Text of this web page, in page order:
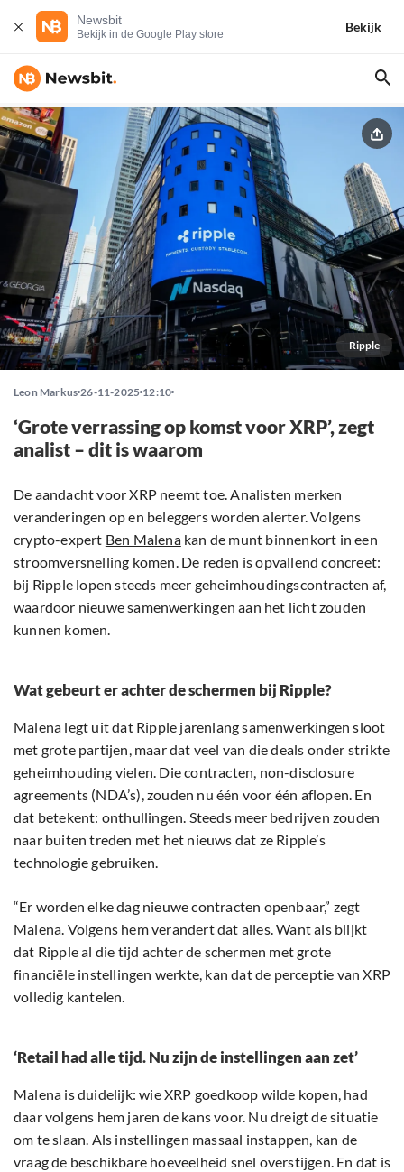
Newsbit
Bekijk in de Google Play store
Bekijk
Ripple
Leon Markus 26-11-2025 12:10
‘Grote verrassing op komst voor XRP’, zegt
analist – dit is waarom
De aandacht voor XRP neemt toe. Analisten merken
veranderingen op en beleggers worden alerter. Volgens
crypto-expert Ben Malenakan de munt binnenkort in een
stroomversnelling komen. De reden is opvallend concreet:
bij Ripple lopen steeds meer geheimhoudingscontracten af,
waardoor nieuwe samenwerkingen aan het licht zouden
kunnen komen.
Wat gebeurt er achter de schermen bij Ripple?
Malena legt uit dat Ripple jarenlang samenwerkingen sloot
met grote partijen, maar dat veel van die deals onder strikte
geheimhouding vielen. Die contracten, non-disclosure
agreements (NDA’s), zouden nu één voor één aflopen. En
dat betekent: onthullingen. Steeds meer bedrijven zouden
naar buiten treden met het nieuws dat ze Ripple’s
technologie gebruiken.
“Er worden elke dag nieuwe contracten openbaar,” zegt
Malena. Volgens hem verandert dat alles. Want als blijkt
dat Ripple al die tijd achter de schermen met grote
financiële instellingen werkte, kan dat de perceptie van XRP
volledig kantelen.
‘Retail had alle tijd. Nu zijn de instellingen aan zet’
Malena is duidelijk: wie XRP goedkoop wilde kopen, had
daar volgens hem jaren de kans voor. Nu dreigt de situatie
om te slaan. Als instellingen massaal instappen, kan de
vraag de beschikbare hoeveelheid snel overstijgen. En dat is